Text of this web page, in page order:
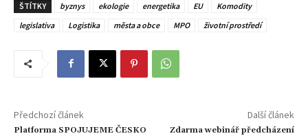
ŠTÍTKY byznys ekologie energetika EU
Komodity
legislativa
Logistika města a obce MPO životní prostředí
Předchozí článek
Platforma SPOJUJEME ČESKO
Další článek
Zdarma webinář předcházení